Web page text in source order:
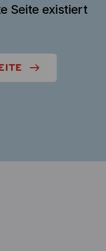
Seite existiert